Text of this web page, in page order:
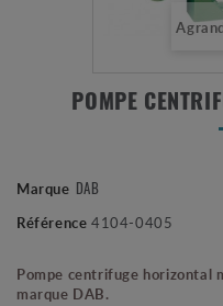
POMPE
Marque DAB
Référence 4104-0405
Pompe centrifuge horizontal
marque DAB.